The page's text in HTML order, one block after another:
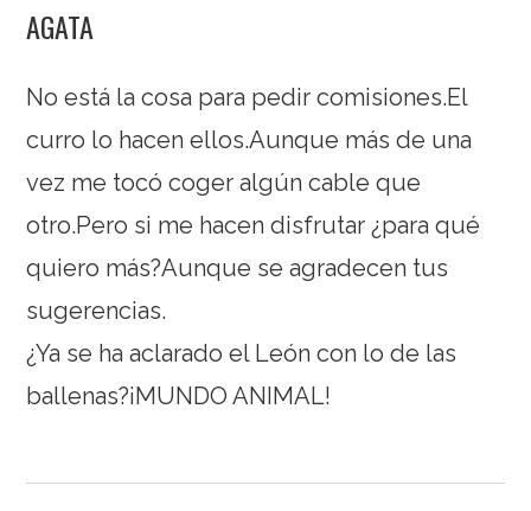
AGATA
No está la cosa para pedir comisiones.El
curro lo hacen ellos.Aunque más de una
vez me tocó coger algún cable que
otro.Pero si me hacen disfrutar ¿para qué
quiero más?Aunque se agradecen tus
sugerencias.
¿Ya se ha aclarado el León con lo de las
ballenas?¡MUNDO ANIMAL!